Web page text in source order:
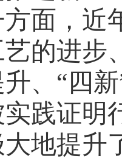
方面，近
的进步
、“四
实践证明
地提升